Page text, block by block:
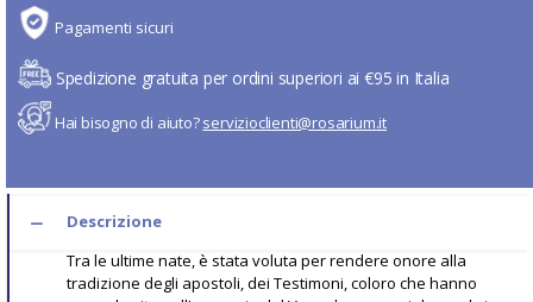
Pagamenti sicuri
Spedizione gratuita per ordini superiori ai €95 in Italia
Hai bisogno di aiuto?servizioclienti@rosarium.it
Descrizione
Tra le ultime nate, è stata voluta per rendere onore alla
tradizione degli apostoli, dei Testimoni, coloro che hanno